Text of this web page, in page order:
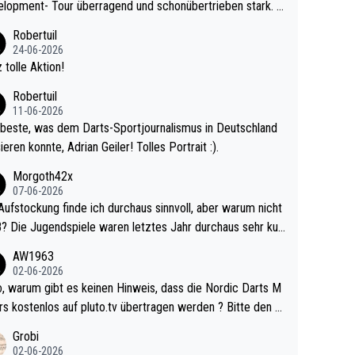
Tour überragend und schonübertrieben stark. U
Da gewinnst keinen Blumentopf - ist ja n
eines Kreisligisten vs einem Bu
Robertuil
24-06-2026
tolle Aktion!
Robertuil
11-06-2026
was dem Darts-Sportjournalismus in Deutschland
konnte, Adrian Geiler! Tolles Portrait :).
Morgoth42x
07-06-2026
finde ich durchaus sinnvoll, aber warum nicht
sehr kur
Somit ändert die automatische Qualifikation des Weltm
nichts. Ich denke sie wollen damit für nächste
wenig WDF Turniere spielen. Dies war bei Archie Self l
AW1963
02-06-2026
M
kostenlos auf pluto.tv übertragen werden ? Bitte den A
Grobi
02-06-2026